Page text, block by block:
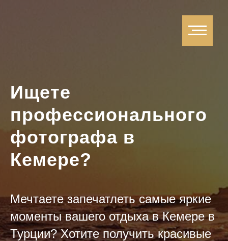
Ищете
профессионального
фотографа в
Кемере?
Мечтаете запечатлеть самые яркие
моменты вашего отдыха в Кемере в
Турции? Хотите получить красивые